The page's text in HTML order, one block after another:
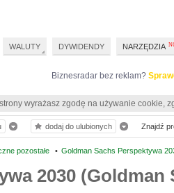
Biznesradar bez reklam?
wyrażasz zgodę na używanie cookie,
pozostałe • Goldman Sachs Perspektywa
2030 (Goldman
dodaj do ulubionych Znajdź
WALUTY DYWIDENDY NARZĘDZIA